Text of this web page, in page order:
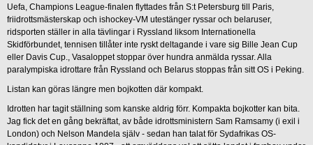
Uefa, Champions League-finalen flyttades från S:t Petersburg till Paris,
friidrottsmästerskap och ishockey-VM utestänger ryssar och belaruser,
ridsporten ställer in alla tävlingar i Ryssland liksom Internationella
Skidförbundet, tennisen tillåter inte ryskt deltagande i vare sig Bille Jean Cup
eller Davis Cup., Vasaloppet stoppar över hundra anmälda ryssar. Alla
paralympiska idrottare från Ryssland och Belarus stoppas från sitt OS i Peking.
Listan kan göras längre men bojkotten där kompakt.
Idrotten har tagit ställning som kanske aldrig förr. Kompakta bojkotter kan bita.
Jag fick det en gång bekräftat, av både idrottsministern Sam Ramsamy (i exil i
London) och Nelson Mandela själv - sedan han talat för Sydafrikas OS-